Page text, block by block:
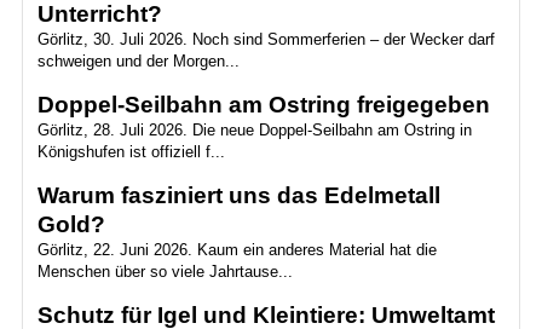
Unterricht?
Görlitz, 30. Juli 2026. Noch sind Sommerferien – der Wecker darf
schweigen und der Morgen...
Doppel-Seilbahn am Ostring freigegeben
Görlitz, 28. Juli 2026. Die neue Doppel-Seilbahn am Ostring in
Königshufen ist offiziell f...
Warum fasziniert uns das Edelmetall
Gold?
Görlitz, 22. Juni 2026. Kaum ein anderes Material hat die
Menschen über so viele Jahrtause...
Schutz für Igel und Kleintiere: Umweltamt